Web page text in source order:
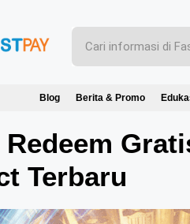
Blog Berita & Promo
Terbaru